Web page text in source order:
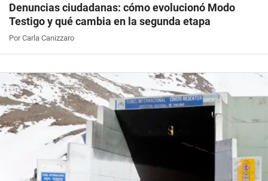
Denuncias ciudadanas: cómo evolucionó Modo
Testigo y qué cambia en la segunda etapa
Por Carla Canizzaro